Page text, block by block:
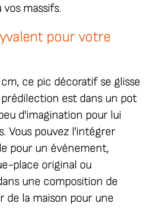
massifs.
pour votre
ce pic décoratifse glisse
est dans un pot
d'imagination pour lui
Vous pouvez l'intégrer
pour un événement,
place original ou
une composition de
de la maison pour une